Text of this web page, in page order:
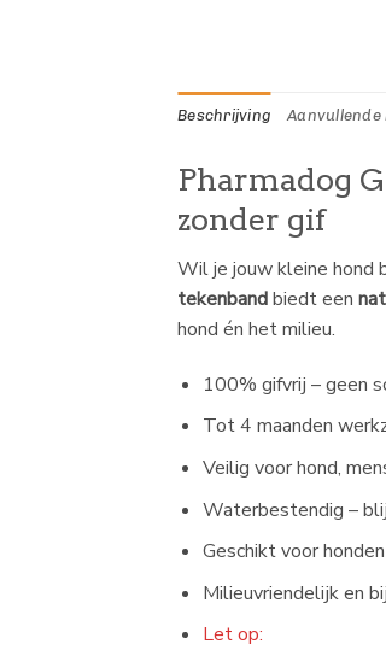
Beschrijving
Pharmadog
zonder gif
Wil je jouw kleine hond
tekenbandbiedt een
hond én het milieu.
100% gifvrij – geen
Tot 4 maanden
Veilig voor hond,
Waterbestendig –
Geschikt voor
Milieuvriendelijk en
Let op: